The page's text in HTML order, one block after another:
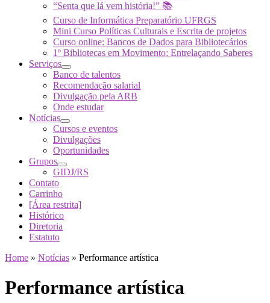
“Senta que lá vem história!” 📚
Curso de Informática Preparatório UFRGS
Mini Curso Políticas Culturais e Escrita de projetos
Curso online: Bancos de Dados para Bibliotecários
1º Bibliotecas em Movimento: Entrelaçando Saberes
Serviços
Banco de talentos
Recomendação salarial
Divulgação pela ARB
Onde estudar
Notícias
Cursos e eventos
Divulgações
Oportunidades
Grupos
GIDJ/RS
Contato
Carrinho
[Área restrita]
Histórico
Diretoria
Estatuto
Home » Notícias » Performance artística
Performance artística